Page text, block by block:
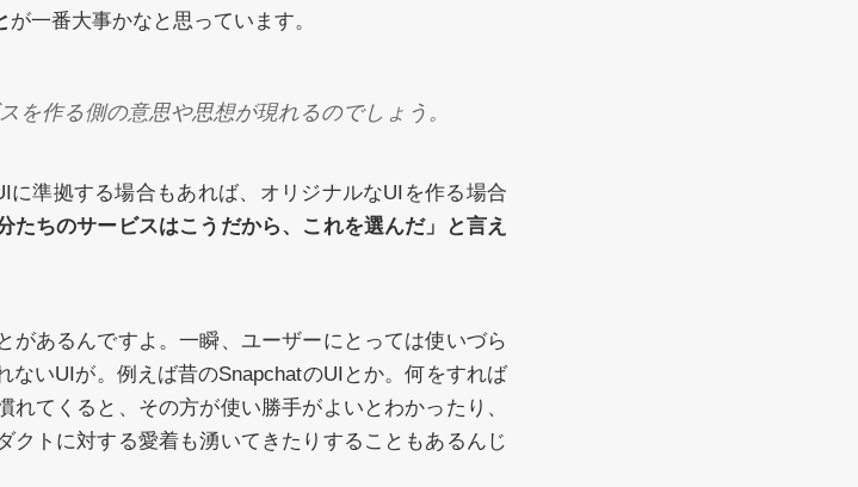
が一番大事かなと思っています。
を作る側の意思や思想が現れるのでしょう。
に準拠する場合もあれば、オリジナルなUIを作る場合
分たちのサービスはこうだから、これを選んだ」と言え
があるんですよ。一瞬、ユーザーにとっては使いづら
ないUIが。例えば昔のSnapchatのUIとか。何をすれば
てくると、その方が使い勝手がよいとわかったり、
クトに対する愛着も湧いてきたりすることもあるんじ